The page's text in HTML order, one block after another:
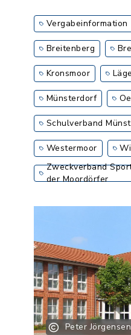
Vergabeinformation
Breitenberg
Kronsmoor
Münsterdorf
Schulverband
Westermoor
Zweckverband
der Moordörfer
Peter Jörgensen